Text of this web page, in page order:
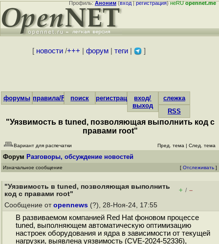
Профиль:Аноним(вход|регистрация)неRUopennet.me
[ новости/+++ форум| теги| ]
форумы правила/FAQпоиск регистрациявход/
выход
слежка
RSS
"Уязвимость в tuned, позволяющая выполнить код с
правами root"
Вариант для распечатки Пред. тема | След. тема
Форум Разговоры, обсуждение новостей
Изначальное сообщение [ Отслеживать ]
"Уязвимость в tuned, позволяющая выполнить
код с правами root"
+ / –
Сообщение от opennews (?), 28-Ноя-24, 17:55
В развиваемом компанией Red Hat фоновом процессе
tuned, выполняющем автоматическую оптимизацию
настроек оборудования и ядра в зависимости от текущей
нагрузки, выявлена уязвимость (CVE-2024-52336),